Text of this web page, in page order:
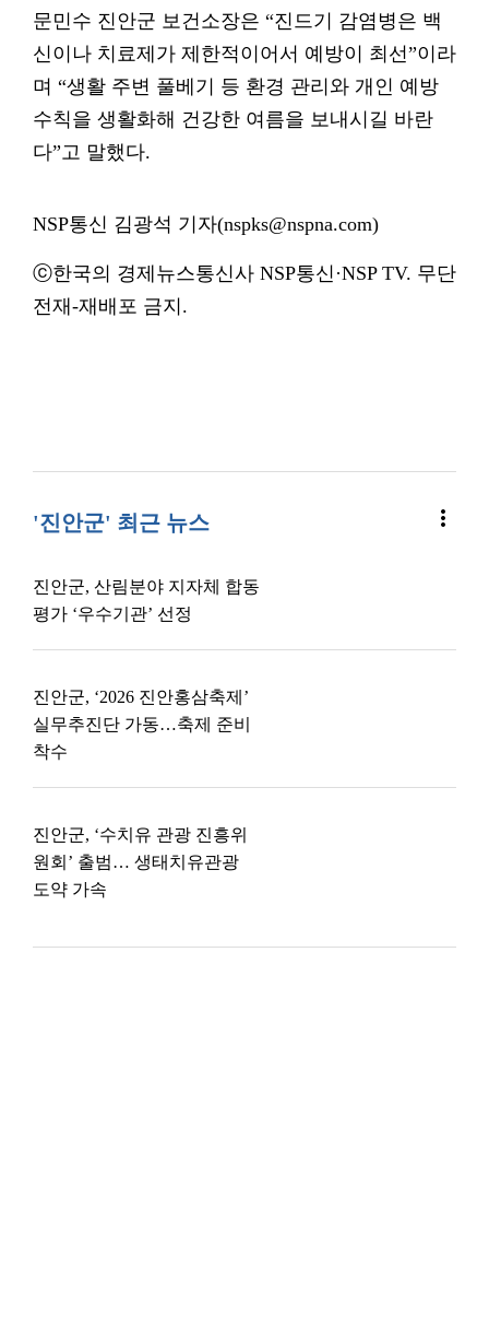
문민수 진안군 보건소장은 “진드기 감염병은 백
신이나 치료제가 제한적이어서 예방이 최선”이라
며 “생활 주변 풀베기 등 환경 관리와 개인 예방
수칙을 생활화해 건강한 여름을 보내시길 바란
다”고 말했다.
NSP통신 김광석 기자(nspks@nspna.com)
ⓒ한국의 경제뉴스통신사 NSP통신·NSP TV. 무단
전재-재배포 금지.
'진안군' 최근 뉴스 more_vert
진안군, 산림분야 지자체 합동
평가 ‘우수기관’ 선정
진안군, ‘2026 진안홍삼축제’
실무추진단 가동…축제 준비
착수
진안군, ‘수치유 관광 진흥위
원회’ 출범… 생태치유관광
도약 가속